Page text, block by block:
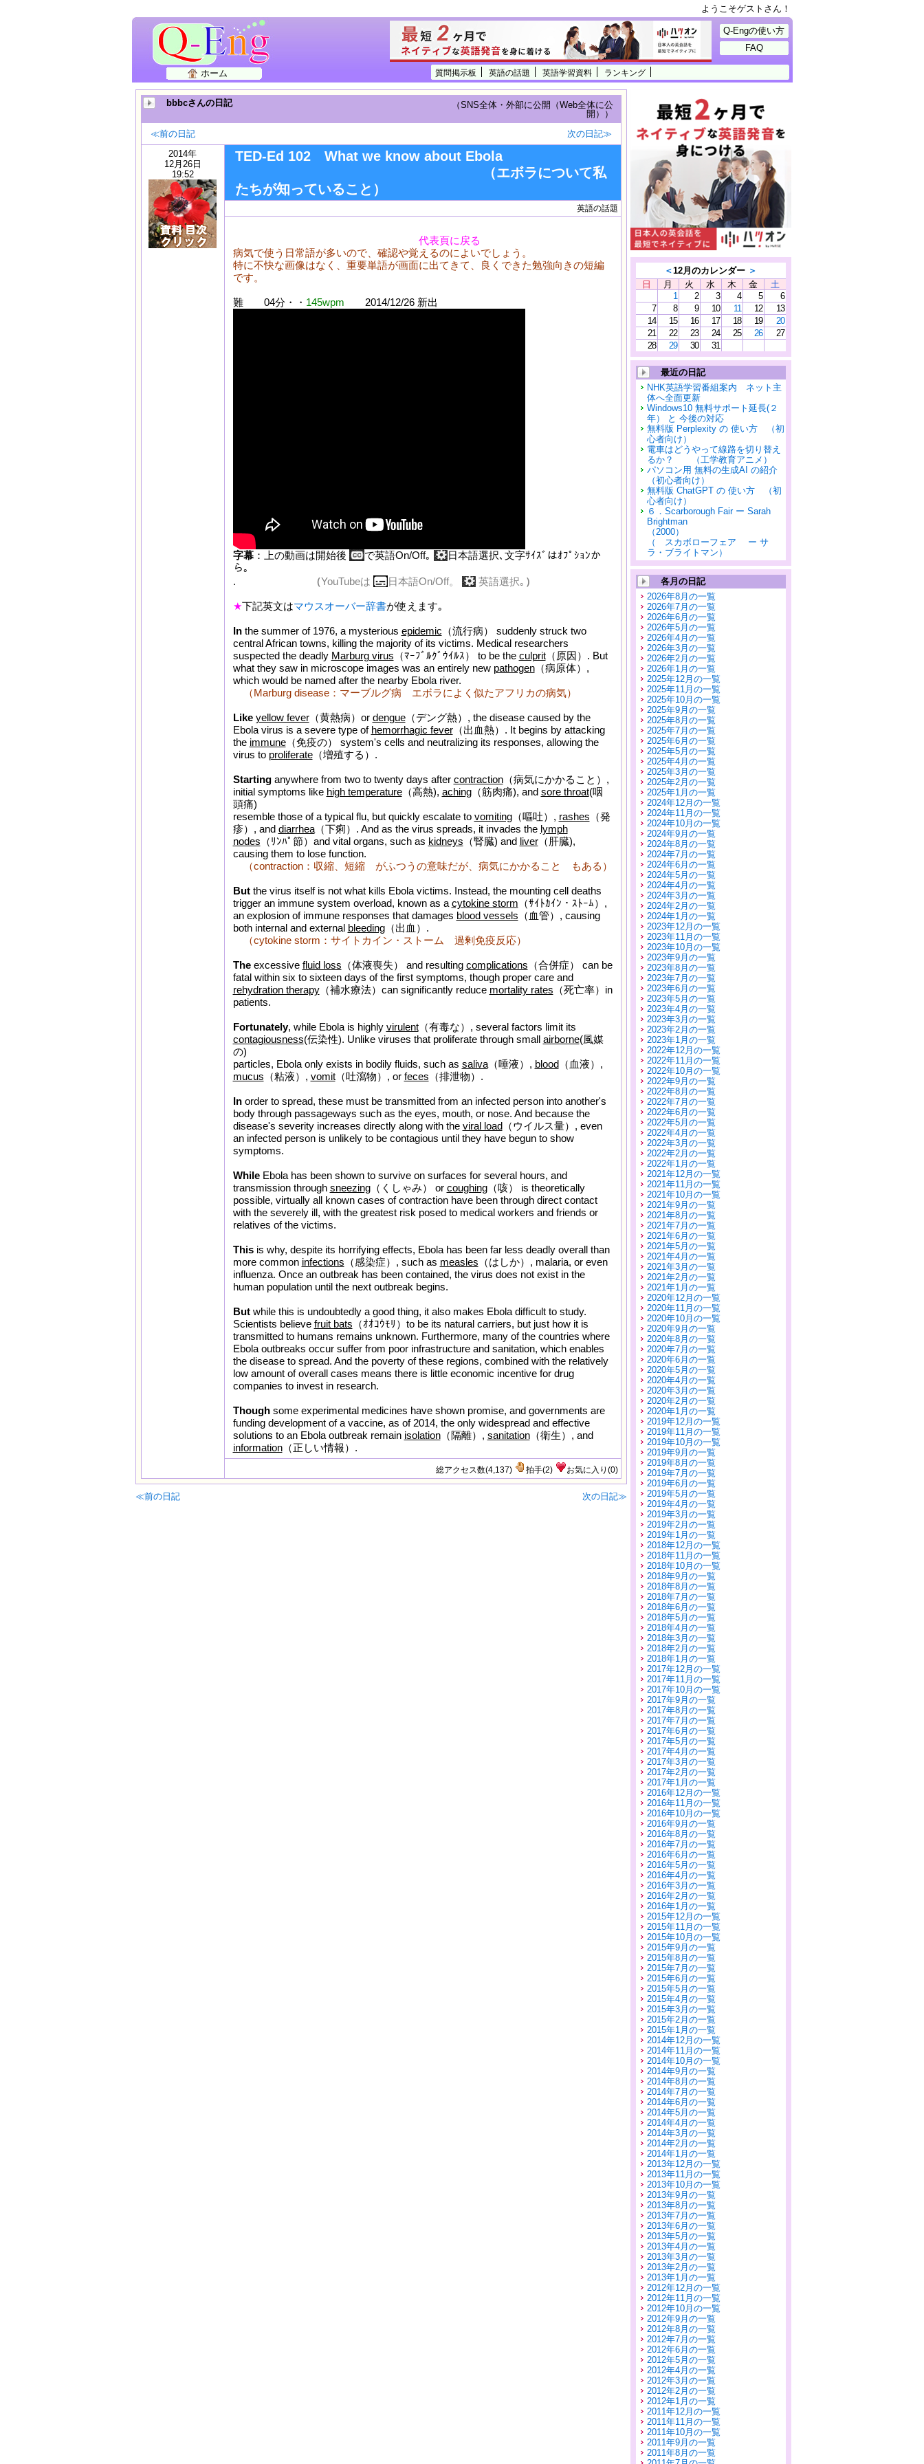
ようこそゲストさん！
質問掲示板 英語の話題 英語学習資料 ランキング
ホーム
Q-Engの使い方
FAQ
bbbcさんの日記
（SNS全体・外部に公開（Web全体に公
開））
≪前の日記
次の日記≫
2014年
12月26日
19:52
TED-Ed 102 What we know about Ebola
（エボラについて私
たちが知っていること）
英語の話題
代表頁に戻る
病気で使う日常語が多いので、確認や覚えるのによいでしょう。
特に不快な画像はなく、重要単語が画面に出てきて、良くできた勉強向きの短編
です。
難04分・・ 145wpm 2014/12/26 新出
字幕：上の動画は開始後 で英語On/Off｡
日本語選択､文字ｻｲｽﾞはｵﾌﾟｼｮﾝか
ら｡
.
（YouTubeは 日本語On/Off。 英語選択｡ ）
★下記英文はマウスオーバー辞書が使えます｡
Inthe summer of 1976, a mysterious epidemic （流行病） suddenly struck two
central African towns, killing the majority of its victims. Medical researchers
suspected the deadly Marburg virus （ﾏｰﾌﾞﾙｸﾞｳｲﾙｽ） to be the culprit（原因）. But
what they saw in microscope images was an entirely new pathogen（病原体）,
which would be named after the nearby Ebola river.
（Marburg disease：マーブルグ病 エボラによく似たアフリカの病気）
Like yellow fever（黄熱病）or dengue（デング熱）, the disease caused by the
Ebola virus is a severe type of hemorrhagic fever（出血熱）. It begins by attacking
the immune（免疫の） system's cells and neutralizing its responses, allowing the
virus to proliferate（増殖する）.
Startinganywhere from two to twenty days after contraction（病気にかかること）,
initial symptoms like high temperature（高熱), aching（筋肉痛), and sore throat(咽
頭痛)
resemble those of a typical flu, but quickly escalate to vomiting（嘔吐）, rashes （発
疹）, and diarrhea（下痢）. And as the virus spreads, it invades the lymph
nodes （ﾘﾝﾊﾟ節）and vital organs, such as kidneys （腎臓) and liver（肝臓),
causing them to lose function.
（contraction：収縮、短縮 がふつうの意味だが、病気にかかること もある）
Butthe virus itself is not what kills Ebola victims. Instead, the mounting cell deaths
trigger an immune system overload, known as a cytokine storm （ｻｲﾄｶｲﾝ・ｽﾄｰﾑ）,
an explosion of immune responses that damages blood vessels （血管）, causing
both internal and external bleeding（出血）.
（cytokine storm：サイトカイン・ストーム 過剰免疫反応）
Theexcessive fluid loss （体液喪失） and resulting complications （合併症） can be
fatal within six to sixteen days of the first symptoms, though proper care and
rehydration therapy（補水療法）can significantly reduce mortality rates （死亡率）in
patients.
Fortunately, while Ebola is highly virulent（有毒な）, several factors limit its
contagiousness(伝染性). Unlike viruses that proliferate through small airborne(風媒
の)
particles, Ebola only exists in bodily fluids, such as saliva（唾液）, blood（血液）,
mucus （粘液）, vomit（吐瀉物）, or feces （排泄物）.
Inorder to spread, these must be transmitted from an infected person into another's
body through passageways such as the eyes, mouth, or nose. And because the
disease's severity increases directly along with the viral load（ウイルス量）, even
an infected person is unlikely to be contagious until they have begun to show
symptoms.
WhileEbola has been shown to survive on surfaces for several hours, and
transmission through sneezing（くしゃみ） or coughing（咳） is theoretically
possible, virtually all known cases of contraction have been through direct contact
with the severely ill, with the greatest risk posed to medical workers and friends or
relatives of the victims.
Thisis why, despite its horrifying effects, Ebola has been far less deadly overall than
more common infections （感染症）, such as measles （はしか）, malaria, or even
influenza. Once an outbreak has been contained, the virus does not exist in the
human population until the next outbreak begins.
Butwhile this is undoubtedly a good thing, it also makes Ebola difficult to study.
Scientists believe fruit bats （ｵｵｺｳﾓﾘ）to be its natural carriers, but just how it is
transmitted to humans remains unknown. Furthermore, many of the countries where
Ebola outbreaks occur suffer from poor infrastructure and sanitation, which enables
the disease to spread. And the poverty of these regions, combined with the relatively
low amount of overall cases means there is little economic incentive for drug
companies to invest in research.
Thoughsome experimental medicines have shown promise, and governments are
funding development of a vaccine, as of 2014, the only widespread and effective
solutions to an Ebola outbreak remain isolation（隔離）, sanitation（衛生）, and
information（正しい情報）.
総アクセス数(4,137) 拍手(2) お気に入り (0)
≪前の日記 次の日記≫
＜12月のカレンダー ＞
日
月 火 水 木 金
土
1
2 3 4 5
6
7
8 9 10 11 12
13
14
15 16 17 18 19
20
21
22 23 24 25 26
27
28
29 30 31
最近の日記
NHK英語学習番組案内 ネット主
体へ全面更新
Windows10 無料サポート延長(２
年） と 今後の対応
無料版 Perplexity の 使い方 （初
心者向け）
電車はどうやって線路を切り替え
るか？ （工学教育アニメ）
パソコン用 無料の生成AI の紹介
（初心者向け）
無料版 ChatGPT の 使い方 （初
心者向け）
６．Scarborough Fair ー Sarah
Brightman
（2000）
（ スカボローフェア ー サ
ラ・ブライトマン）
各月の日記
2026年8月の一覧
2026年7月の一覧
2026年6月の一覧
2026年5月の一覧
2026年4月の一覧
2026年3月の一覧
2026年2月の一覧
2026年1月の一覧
2025年12月の一覧
2025年11月の一覧
2025年10月の一覧
2025年9月の一覧
2025年8月の一覧
2025年7月の一覧
2025年6月の一覧
2025年5月の一覧
2025年4月の一覧
2025年3月の一覧
2025年2月の一覧
2025年1月の一覧
2024年12月の一覧
2024年11月の一覧
2024年10月の一覧
2024年9月の一覧
2024年8月の一覧
2024年7月の一覧
2024年6月の一覧
2024年5月の一覧
2024年4月の一覧
2024年3月の一覧
2024年2月の一覧
2024年1月の一覧
2023年12月の一覧
2023年11月の一覧
2023年10月の一覧
2023年9月の一覧
2023年8月の一覧
2023年7月の一覧
2023年6月の一覧
2023年5月の一覧
2023年4月の一覧
2023年3月の一覧
2023年2月の一覧
2023年1月の一覧
2022年12月の一覧
2022年11月の一覧
2022年10月の一覧
2022年9月の一覧
2022年8月の一覧
2022年7月の一覧
2022年6月の一覧
2022年5月の一覧
2022年4月の一覧
2022年3月の一覧
2022年2月の一覧
2022年1月の一覧
2021年12月の一覧
2021年11月の一覧
2021年10月の一覧
2021年9月の一覧
2021年8月の一覧
2021年7月の一覧
2021年6月の一覧
2021年5月の一覧
2021年4月の一覧
2021年3月の一覧
2021年2月の一覧
2021年1月の一覧
2020年12月の一覧
2020年11月の一覧
2020年10月の一覧
2020年9月の一覧
2020年8月の一覧
2020年7月の一覧
2020年6月の一覧
2020年5月の一覧
2020年4月の一覧
2020年3月の一覧
2020年2月の一覧
2020年1月の一覧
2019年12月の一覧
2019年11月の一覧
2019年10月の一覧
2019年9月の一覧
2019年8月の一覧
2019年7月の一覧
2019年6月の一覧
2019年5月の一覧
2019年4月の一覧
2019年3月の一覧
2019年2月の一覧
2019年1月の一覧
2018年12月の一覧
2018年11月の一覧
2018年10月の一覧
2018年9月の一覧
2018年8月の一覧
2018年7月の一覧
2018年6月の一覧
2018年5月の一覧
2018年4月の一覧
2018年3月の一覧
2018年2月の一覧
2018年1月の一覧
2017年12月の一覧
2017年11月の一覧
2017年10月の一覧
2017年9月の一覧
2017年8月の一覧
2017年7月の一覧
2017年6月の一覧
2017年5月の一覧
2017年4月の一覧
2017年3月の一覧
2017年2月の一覧
2017年1月の一覧
2016年12月の一覧
2016年11月の一覧
2016年10月の一覧
2016年9月の一覧
2016年8月の一覧
2016年7月の一覧
2016年6月の一覧
2016年5月の一覧
2016年4月の一覧
2016年3月の一覧
2016年2月の一覧
2016年1月の一覧
2015年12月の一覧
2015年11月の一覧
2015年10月の一覧
2015年9月の一覧
2015年8月の一覧
2015年7月の一覧
2015年6月の一覧
2015年5月の一覧
2015年4月の一覧
2015年3月の一覧
2015年2月の一覧
2015年1月の一覧
2014年12月の一覧
2014年11月の一覧
2014年10月の一覧
2014年9月の一覧
2014年8月の一覧
2014年7月の一覧
2014年6月の一覧
2014年5月の一覧
2014年4月の一覧
2014年3月の一覧
2014年2月の一覧
2014年1月の一覧
2013年12月の一覧
2013年11月の一覧
2013年10月の一覧
2013年9月の一覧
2013年8月の一覧
2013年7月の一覧
2013年6月の一覧
2013年5月の一覧
2013年4月の一覧
2013年3月の一覧
2013年2月の一覧
2013年1月の一覧
2012年12月の一覧
2012年11月の一覧
2012年10月の一覧
2012年9月の一覧
2012年8月の一覧
2012年7月の一覧
2012年6月の一覧
2012年5月の一覧
2012年4月の一覧
2012年3月の一覧
2012年2月の一覧
2012年1月の一覧
2011年12月の一覧
2011年11月の一覧
2011年10月の一覧
2011年9月の一覧
2011年8月の一覧